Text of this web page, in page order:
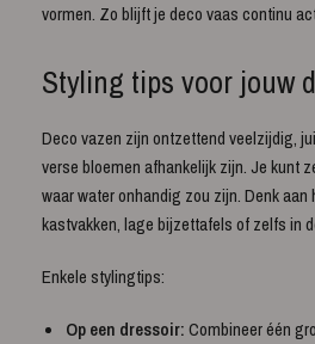
vormen. Zo blijft je deco vaas continu
Styling tips voor jouw
Deco vazen zijn ontzettend veelzijdig,
verse bloemen afhankelijk zijn. Je kunt
waar water onhandig zou zijn. Denk aan
kastvakken, lage bijzettafels of zelfs in
Enkele stylingtips:
Op een dressoir:Combineer één